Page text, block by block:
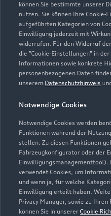
können Sie bestimmte unserer
nutzen. Sie können Ihre Cookie-
aufgeführten Kategorien von
Einwilligung jederzeit mit
widerrufen. Für den Widerruf
die "Cookie-Einstellungen" in
Informationen sowie konkrete
personenbezogenen Daten
unserem Datenschutzhinweis
Notwendige Cookies
Notwendige Cookies werden
Funktionen während der
stellen. Zu diesen Funktionen
Fahrzeugkonfigurator oder der
Einwilligungsmanagementtool).
verwendet Cookies, um
und wenn ja, für welche
Einwilligung erteilt haben.
Privacy Manager, sowie zu
können Sie in unserer Cookie
Modelle